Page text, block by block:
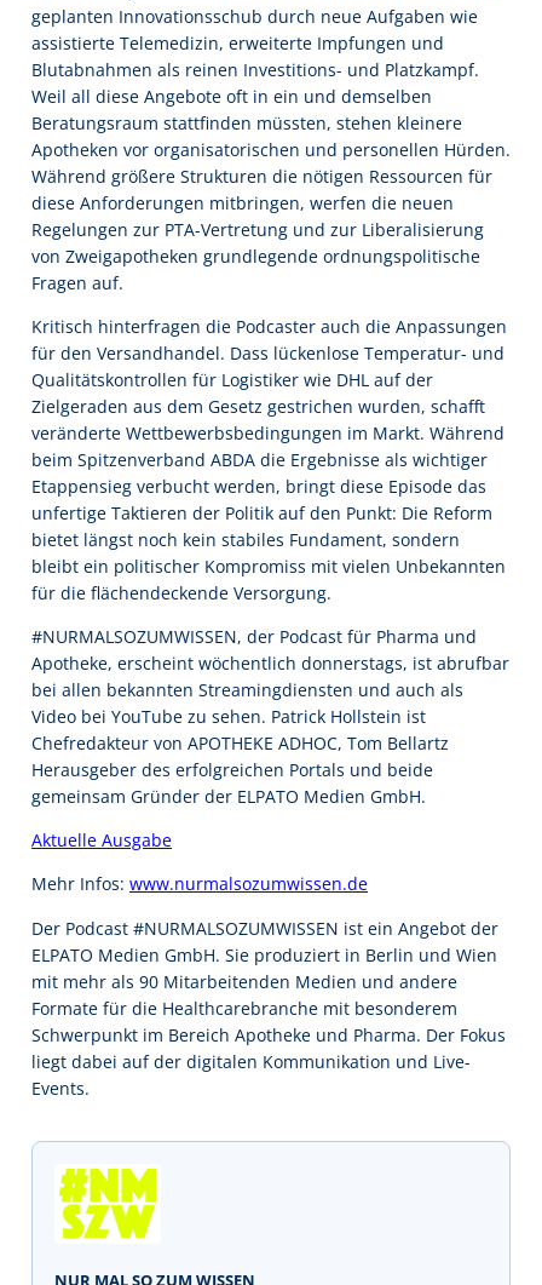
geplanten Innovationsschub durch neue Aufgaben wie
assistierte Telemedizin, erweiterte Impfungen und
Blutabnahmen als reinen Investitions- und Platzkampf.
Weil all diese Angebote oft in ein und demselben
Beratungsraum stattfinden müssten, stehen kleinere
Apotheken vor organisatorischen und personellen Hürden.
Während größere Strukturen die nötigen Ressourcen für
diese Anforderungen mitbringen, werfen die neuen
Regelungen zur PTA-Vertretung und zur Liberalisierung
von Zweigapotheken grundlegende ordnungspolitische
Fragen auf.
Kritisch hinterfragen die Podcaster auch die Anpassungen
für den Versandhandel. Dass lückenlose Temperatur- und
Qualitätskontrollen für Logistiker wie DHL auf der
Zielgeraden aus dem Gesetz gestrichen wurden, schafft
veränderte Wettbewerbsbedingungen im Markt. Während
beim Spitzenverband ABDA die Ergebnisse als wichtiger
Etappensieg verbucht werden, bringt diese Episode das
unfertige Taktieren der Politik auf den Punkt: Die Reform
bietet längst noch kein stabiles Fundament, sondern
bleibt ein politischer Kompromiss mit vielen Unbekannten
für die flächendeckende Versorgung.
#NURMALSOZUMWISSEN, der Podcast für Pharma und
Apotheke, erscheint wöchentlich donnerstags, ist abrufbar
bei allen bekannten Streamingdiensten und auch als
Video bei YouTube zu sehen. Patrick Hollstein ist
Chefredakteur von APOTHEKE ADHOC, Tom Bellartz
Herausgeber des erfolgreichen Portals und beide
gemeinsam Gründer der ELPATO Medien GmbH.
Aktuelle Ausgabe
Mehr Infos: www.nurmalsozumwissen.de
Der Podcast #NURMALSOZUMWISSEN ist ein Angebot der
ELPATO Medien GmbH. Sie produziert in Berlin und Wien
mit mehr als 90 Mitarbeitenden Medien und andere
Formate für die Healthcarebranche mit besonderem
Schwerpunkt im Bereich Apotheke und Pharma. Der Fokus
liegt dabei auf der digitalen Kommunikation und Live-
Events.
NUR MAL SO ZUM WISSEN